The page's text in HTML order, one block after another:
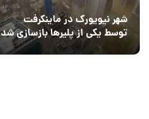
شهر نیویورک در ماینکرفت
توسط یکی از پلیرها بازسازی شد